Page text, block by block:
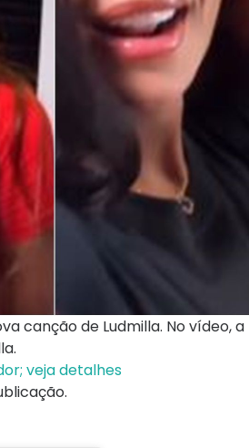
canção de Ludmilla. No vídeo,
veja detalhes